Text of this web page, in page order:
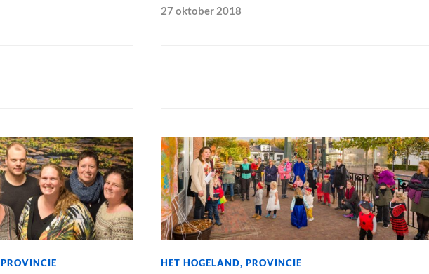
27 oktober 2018
PROVINCIE HET HOGELAND, PROVINCIE